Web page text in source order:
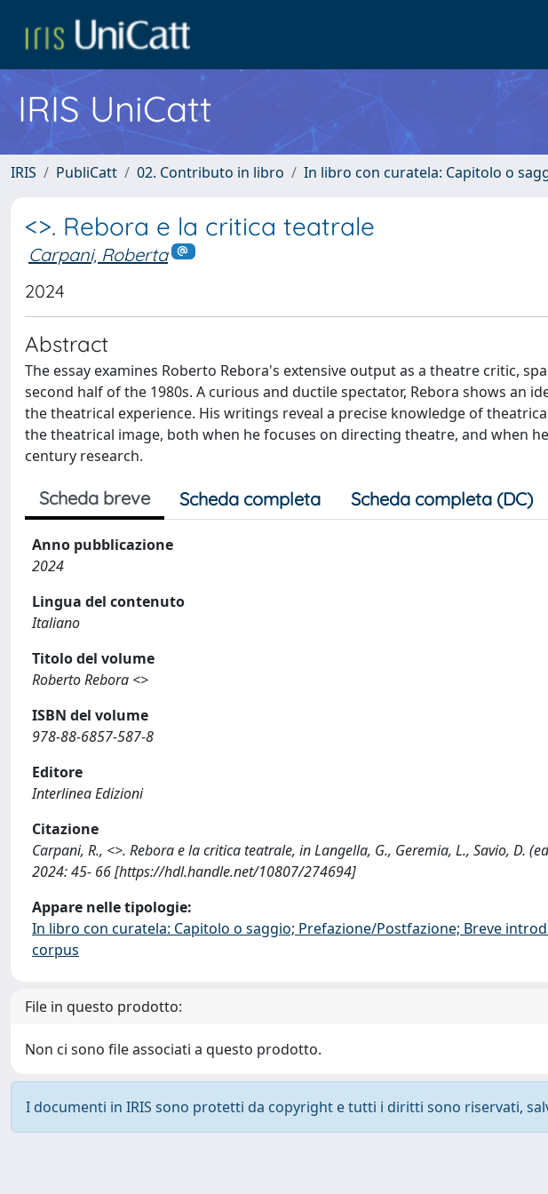
IRIS UniCatt
IRIS PubliCatt 02. Contributo in libro In libro con curatela: Capitolo o
<>. Rebora e la critica teatrale
Carpani, Roberta
2024
Abstract
The essay examines Roberto Rebora's extensive output as a theatre critic,
second half of the 1980s. A curious and ductile spectator, Rebora shows an
the theatrical experience. His writings reveal a precise knowledge of
the theatrical image, both when he focuses on directing theatre, and when
century research.
Scheda breve Scheda completa Scheda completa (DC)
Anno pubblicazione
2024
Lingua del contenuto
Italiano
Titolo del volume
Roberto Rebora <>
ISBN del volume
978-88-6857-587-8
Editore
Interlinea Edizioni
Citazione
Carpani, R., <>. Rebora e la critica teatrale, in Langella, G., Geremia, L., Savio, D.
2024: 45- 66 [https://hdl.handle.net/10807/274694]
Appare nelle tipologie:
In libro con curatela: Capitolo o saggio; Prefazione/Postfazione; Breve
corpus
File in questo prodotto:
Non ci sono file associati a questo prodotto.
I documenti in IRIS sono protetti da copyright e tutti i diritti sono riservati,